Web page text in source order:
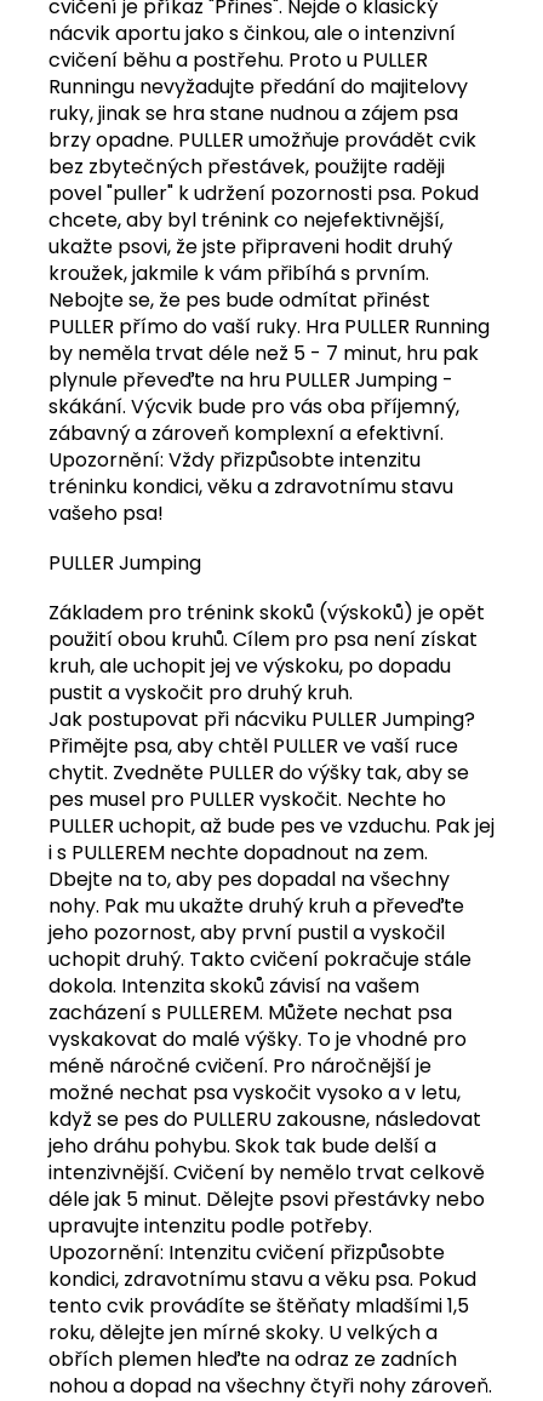
cvičení je příkaz "Přines". Nejde o klasický
nácvik aportu jako s činkou, ale o intenzivní
cvičení běhu a postřehu. Proto u PULLER
Runningu nevyžadujte předání do majitelovy
ruky, jinak se hra stane nudnou a zájem psa
brzy opadne. PULLER umožňuje provádět cvik
bez zbytečných přestávek, použijte raději
povel "puller" k udržení pozornosti psa. Pokud
chcete, aby byl trénink co nejefektivnější,
ukažte psovi, že jste připraveni hodit druhý
kroužek, jakmile k vám přibíhá s prvním.
Nebojte se, že pes bude odmítat přinést
PULLER přímo do vaší ruky. Hra PULLER Running
by neměla trvat déle než 5 - 7 minut, hru pak
plynule převeďte na hru PULLER Jumping -
skákání. Výcvik bude pro vás oba příjemný,
zábavný a zároveň komplexní a efektivní.
Upozornění: Vždy přizpůsobte intenzitu
tréninku kondici, věku a zdravotnímu stavu
vašeho psa!
PULLER Jumping
Základem pro trénink skoků (výskoků) je opět
použití obou kruhů. Cílem pro psa není získat
kruh, ale uchopit jej ve výskoku, po dopadu
pustit a vyskočit pro druhý kruh.
Jak postupovat při nácviku PULLER Jumping?
Přimějte psa, aby chtěl PULLER ve vaší ruce
chytit. Zvedněte PULLER do výšky tak, aby se
pes musel pro PULLER vyskočit. Nechte ho
PULLER uchopit, až bude pes ve vzduchu. Pak jej
i s PULLEREM nechte dopadnout na zem.
Dbejte na to, aby pes dopadal na všechny
nohy. Pak mu ukažte druhý kruh a převeďte
jeho pozornost, aby první pustil a vyskočil
uchopit druhý. Takto cvičení pokračuje stále
dokola. Intenzita skoků závisí na vašem
zacházení s PULLEREM. Můžete nechat psa
vyskakovat do malé výšky. To je vhodné pro
méně náročné cvičení. Pro náročnější je
možné nechat psa vyskočit vysoko a v letu,
když se pes do PULLERU zakousne, následovat
jeho dráhu pohybu. Skok tak bude delší a
intenzivnější. Cvičení by nemělo trvat celkově
déle jak 5 minut. Dělejte psovi přestávky nebo
upravujte intenzitu podle potřeby.
Upozornění: Intenzitu cvičení přizpůsobte
kondici, zdravotnímu stavu a věku psa. Pokud
tento cvik provádíte se štěňaty mladšími 1,5
roku, dělejte jen mírné skoky. U velkých a
obřích plemen hleďte na odraz ze zadních
nohou a dopad na všechny čtyři nohy zároveň.